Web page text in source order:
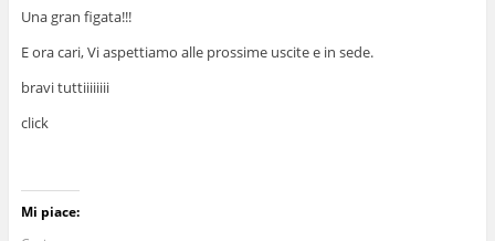
Una gran figata!!!
E ora cari, Vi aspettiamo alle prossime uscite e in sede.
bravi tuttiiiiiiii
click
Mi piace: